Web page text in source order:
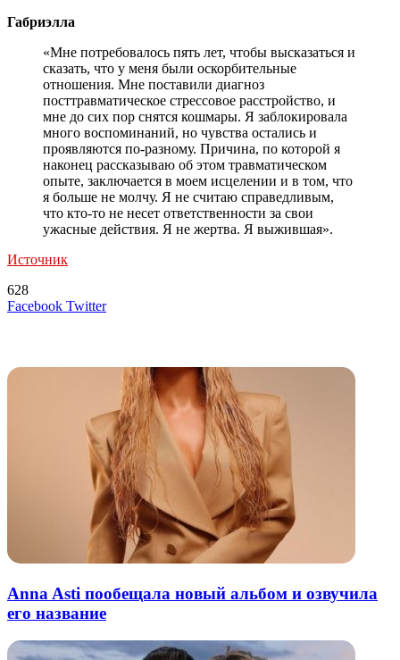
Габриэлла
«Мне потребовалось пять лет, чтобы высказаться и
сказать, что у меня были оскорбительные
отношения. Мне поставили диагноз
посттравматическое стрессовое расстройство, и
мне до сих пор снятся кошмары. Я заблокировала
много воспоминаний, но чувства остались и
проявляются по-разному. Причина, по которой я
наконец рассказываю об этом травматическом
опыте, заключается в моем исцелении и в том, что
я больше не молчу. Я не считаю справедливым,
что кто-то не несет ответственности за свои
ужасные действия. Я не жертва. Я выжившая».
Источник
628
Facebook TwitterLinkedIn
Tumblr
Reddit
Вконтакте
Одноклассники
Skype
Messenger
Messenger
WhatsApp
Telegram
Viber
Line
Поделиться
Печатать
Anna Asti пообещала новый альбом и озвучила
его название